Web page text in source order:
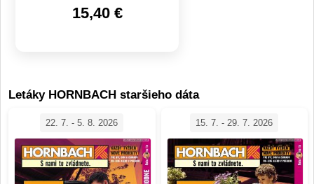
15,40 €
Letáky HORNBACH staršieho dáta
22. 7. - 5. 8. 2026 15. 7. - 29. 7. 2026